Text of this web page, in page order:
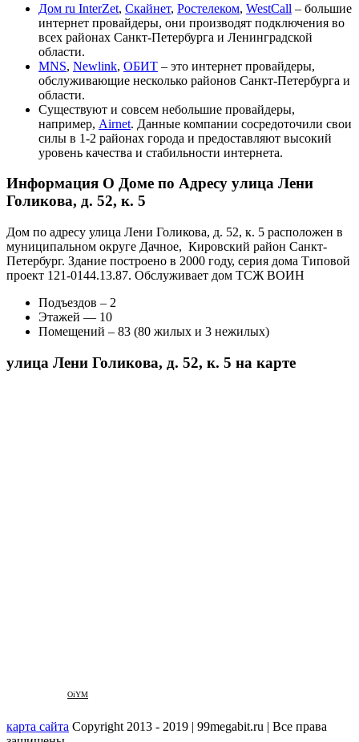
Дом ru InterZet, Скайнет, Ростелеком, WestCall – большие
интернет провайдеры, они производят подключения во
всех районах Санкт-Петербурга и Ленинградской
области.
MNS, Newlink, ОБИТ – это интернет провайдеры,
обслуживающие несколько районов Санкт-Петербурга и
области.
Существуют и совсем небольшие провайдеры,
например, Airnet. Данные компании сосредоточили свои
силы в 1-2 районах города и предоставляют высокий
уровень качества и стабильности интернета.
Информация О Доме по Адресу улица Лени
Голикова, д. 52, к. 5
Дом по адресу улица Лени Голикова, д. 52, к. 5 расположен в
муниципальном округе Дачное, Кировский район Санкт-
Петербург. Здание построено в 2000 году, серия дома Типовой
проект 121-0144.13.87. Обслуживает дом ТСЖ ВОИН
Подъездов – 2
Этажей — 10
Помещений – 83 (80 жилых и 3 нежилых)
улица Лени Голикова, д. 52, к. 5 на карте
OiYM
карта сайта Copyright 2013 - 2019 | 99megabit.ru | Все права